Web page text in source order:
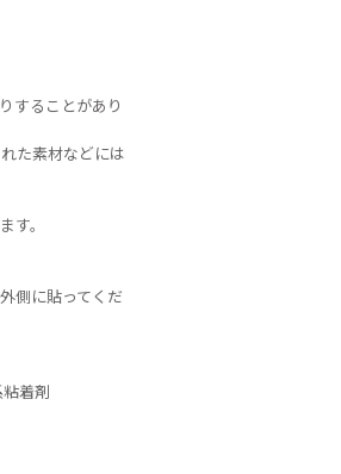
することがあり
た素材などには
す。
側に貼ってくだ
着剤